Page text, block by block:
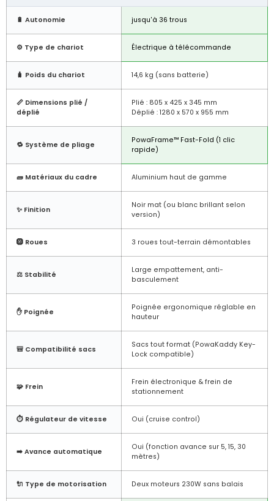
🔋 Autonomie jusqu'à 36 trous
⚙️ Type de chariot Électrique à télécommande
🧳 Poids du chariot 14,6 kg (sans batterie)
📏 Dimensions plié /
déplié
Plié : 805 x 425 x 345 mm
Déplié : 1280 x 570 x 955 mm
🔁 Système de pliage
PowaFrame™ Fast-Fold (1 clic
rapide)
🧱 Matériaux du cadre Aluminium haut de gamme
✨ Finition
Noir mat (ou blanc brillant selon
version)
🛞 Roues 3 roues tout-terrain démontables
⚖️ Stabilité
Large empattement, anti-
basculement
✋ Poignée
Poignée ergonomique réglable en
hauteur
🎒 Compatibilité sacs
Sacs tout format (PowaKaddy Key-
Lock compatible)
🧩 Frein
Frein électronique & frein de
stationnement
⏱️ Régulateur de vitesse Oui (cruise control)
➡️ Avance automatique
Oui (fonction avance sur 5, 15, 30
mètres)
🔌 Type de motorisation Deux moteurs 230W sans balais